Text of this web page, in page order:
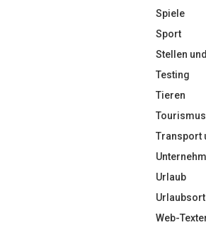
Spiele
Sport
Stellen
Testing
Tieren
Tourismus
Transport
Urlaub
Urlaubsort
Web-